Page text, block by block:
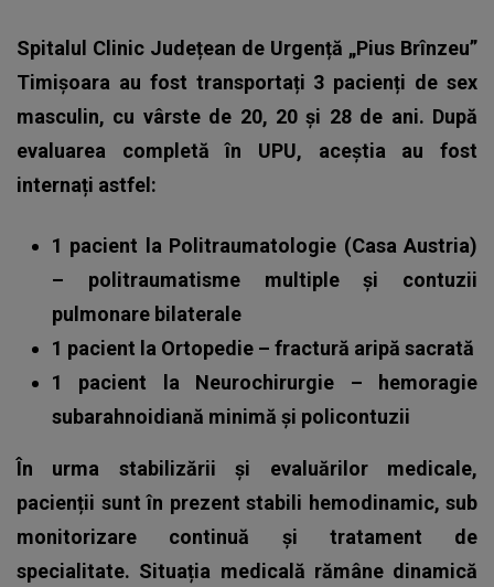
Spitalul Clinic Județean de Urgență „Pius Brînzeu”
Timișoara au fost transportați 3 pacienți de sex
masculin, cu vârste de 20, 20 și 28 de ani. După
evaluarea completă în UPU, aceștia au fost
internați astfel:
1 pacient la Politraumatologie (Casa Austria)
– politraumatisme multiple și contuzii
pulmonare bilaterale
1 pacient la Ortopedie – fractură aripă sacrată
1 pacient la Neurochirurgie – hemoragie
subarahnoidiană minimă și policontuzii
În urma stabilizării și evaluărilor medicale,
pacienții sunt în prezent stabili hemodinamic, sub
monitorizare continuă și tratament de
specialitate. Situația medicală rămâne dinamică